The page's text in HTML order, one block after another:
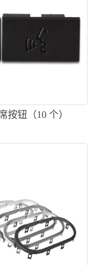
按钮（10 个）